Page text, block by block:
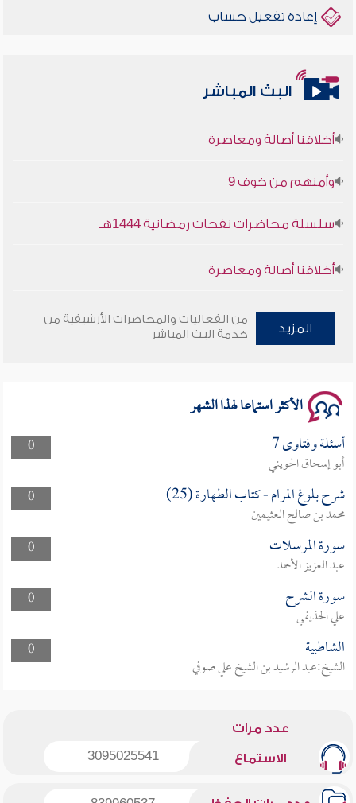
إعادة تفعيل حساب
البث المباشر
سلسلة محاضرات نفحات رمضانية 1444هـ
المزيد
من الفعاليات والمحاضرات الأرشيفية من
خدمة البث المباشر
الأكثر استماعا لهذا الشهر
0 أسئلة وفتاوى 7
أبو إسحاق الحويني
0
شرح بلوغ المرام - كتاب الطهارة (25)
محمد بن صالح العثيمين
0
سورة المرسلات
عبد العزيز الأحمد
0
سورة الشرح
علي الحذيفي
0
الشاطبية
الشيخ:عبد الرشيد بن الشيخ علي صوفي
عدد مرات
الاستماع 3095025541